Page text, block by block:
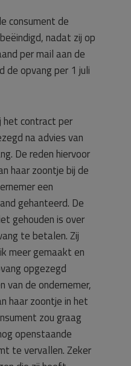
consument de
nadat zij op
per mail aan de
de opvang per 1 juli
contract per
na advies van
De reden hiervoor
haar zoontje bij de
een
gehanteerd. De
gehouden is over
te betalen. Zij
meer gemaakt en
opgezegd
van de ondernemer,
haar zoontje in het
zou graag
openstaande
te vervallen. Zeker